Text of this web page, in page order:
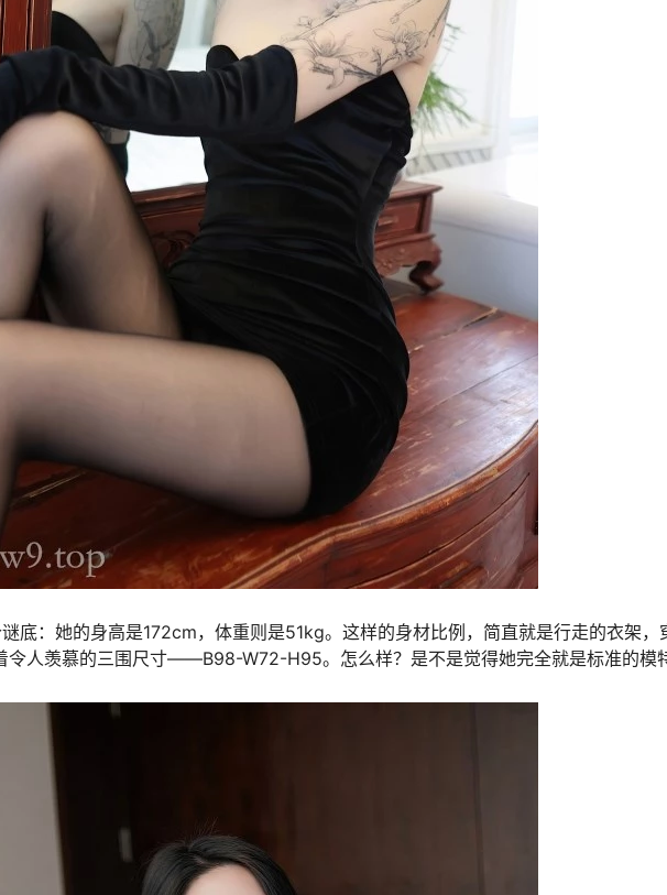
底：她的身高是172cm，体重则是51kg。这样的身材比例，简直就是行走的衣架，
令人羡慕的三围尺寸——B98-W72-H95。怎么样？是不是觉得她完全就是标准的模